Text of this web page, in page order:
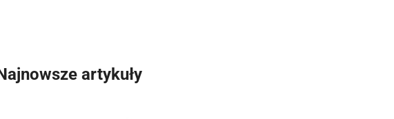
artykuły